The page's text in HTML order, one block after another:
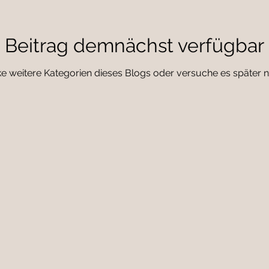
Beitrag demnächst verfügbar
weitere Kategorien dieses Blogs oder versuche es später